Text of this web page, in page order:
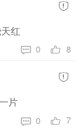
红
0 8
片
0 7